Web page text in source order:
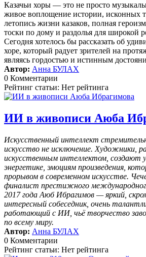
Казачьи хоры — это не просто
живое воплощение истории,
летопись жизни казаков, полная
тоски по дому и раздолья для широкой
Сегодня хотелось бы рассказать об
хоре, который радует зрителей на
являясь гордостью и истинным
Автор: Анна БУЛАХ
0 Комментарии
Рейтинг статьи: Нет рейтинга
ИИ в живописи Аюба
Искусственный интеллект
искусство не исключение. Художники,
искусственным интеллектом, создают
энергетике, эмоциям произведения,
прорывом в современном искусстве.
финалист престижного
2017 года Аюб Ибрагимов — яркий,
интересный собеседник, очень
работающий с ИИ, чьё творчество
по всему миру.
Автор: Анна БУЛАХ
0 Комментарии
Рейтинг статьи: Нет рейтинга